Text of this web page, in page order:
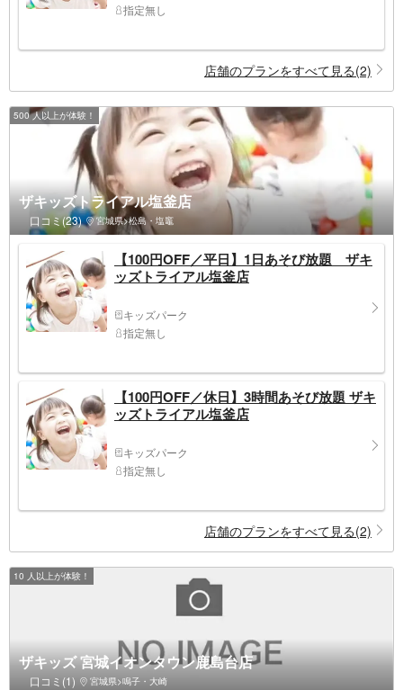
指定無し
店舗のプランをすべて見る(2)
500 人以上が体験！
ザキッズトライアル塩釜店
口コミ(23) 宮城県>松島・塩竈
【100円OFF／平日】1日あそび放題 ザキ
ッズトライアル塩釜店
キッズパーク
指定無し
【100円OFF／休日】3時間あそび放題 ザキ
ッズトライアル塩釜店
キッズパーク
指定無し
店舗のプランをすべて見る(2)
10 人以上が体験！
ザキッズ 宮城イオンタウン鹿島台店
口コミ(1) 宮城県>鳴子・大崎